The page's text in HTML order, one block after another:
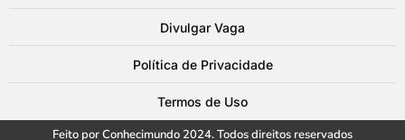
Divulgar Vaga
Política de Privacidade
Termos de Uso
Feito por Conhecimundo 2024. Todos direitos reservados